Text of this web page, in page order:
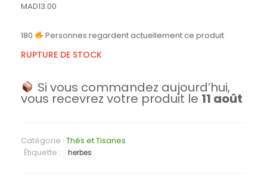
MAD13.00
180 Personnes regardent actuellement ce produit
RUPTURE DE STOCK
Si vous commandez aujourd’hui,
vous recevrez votre produit le 11 août
Catégorie : Thés et Tisanes
Étiquette :
herbes